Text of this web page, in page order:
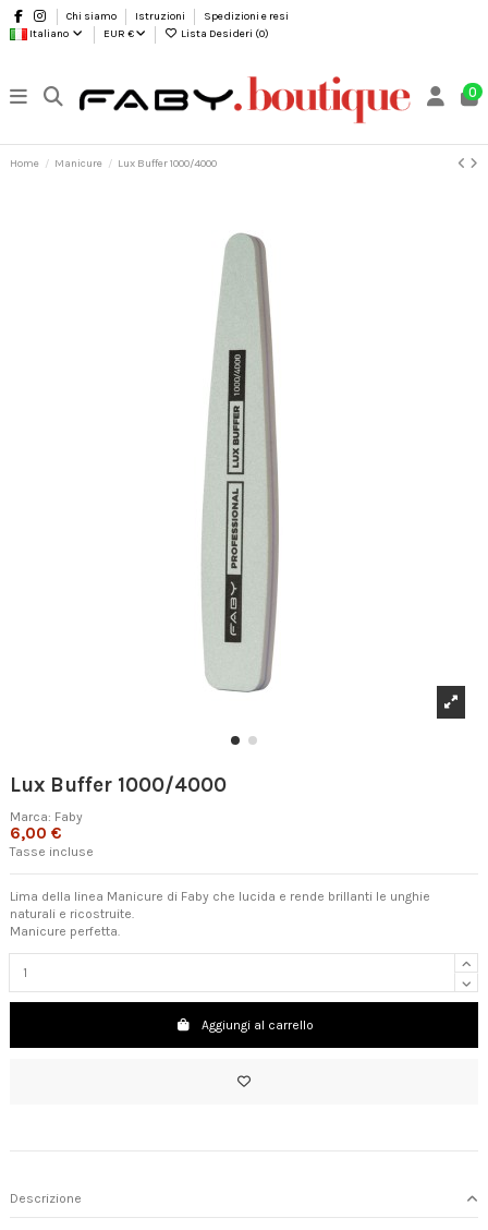
Chi siamo Istruzioni
Spedizioni e resi
Italiano
EUR € Lista Desideri (0)
0
Home Manicure Lux Buffer 1000/4000
Lux Buffer 1000/4000
Marca: Faby
6,00 €
Tasse incluse
Lima della linea Manicure di Faby che lucida e rende brillanti le unghie
naturali e ricostruite.
Manicure perfetta.
Aggiungi al carrello
Descrizione